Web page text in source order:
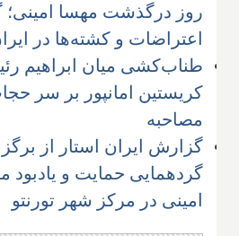
روز درگذشت مهسا
اعتراضات و کشته‌ها در
طناب‌کشی میان ابراهیم
کریستین امانپور بر سر
مصاحبه
گزارش ایران استار از
گردهمایی حمایت و یادبود
امینی در مرکز شهر تورنتو